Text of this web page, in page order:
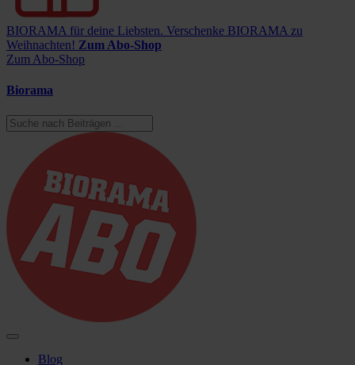
BIORAMA für deine Liebsten. Verschenke BIORAMA zu
Weihnachten! Zum Abo-Shop
Zum Abo-Shop
Biorama
Blog